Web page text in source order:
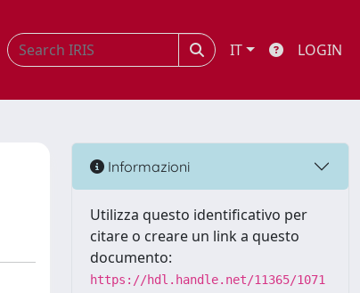
IT LOGIN
Informazioni
Utilizza questo identificativo per
citare o creare un link a questo
documento:
https://hdl.handle.net/11365/1071